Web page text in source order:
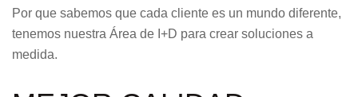
Por que sabemos que cada cliente es un mundo diferente,
tenemos nuestra Área de I+D para crear soluciones a
medida.